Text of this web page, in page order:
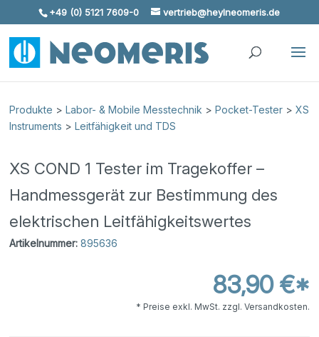
Skip To Content
+49 (0) 5121 7609-0 vertrieb@heylneomeris.de
Produkte >Labor- & Mobile Messtechnik >Pocket-Tester >XS
Instruments >Leitfähigkeit und TDS
XS COND 1 Tester im Tragekoffer –
Handmessgerät zur Bestimmung des
elektrischen Leitfähigkeitswertes
Artikelnummer: 895636
83,90 €*
* Preise exkl. MwSt. zzgl. Versandkosten.